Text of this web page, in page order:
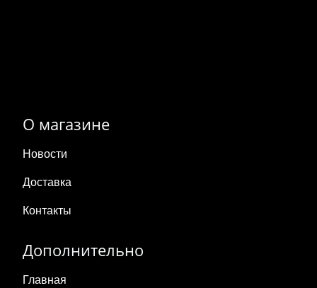
О магазине
Новости
Доставка
Контакты
Дополнительно
Главная